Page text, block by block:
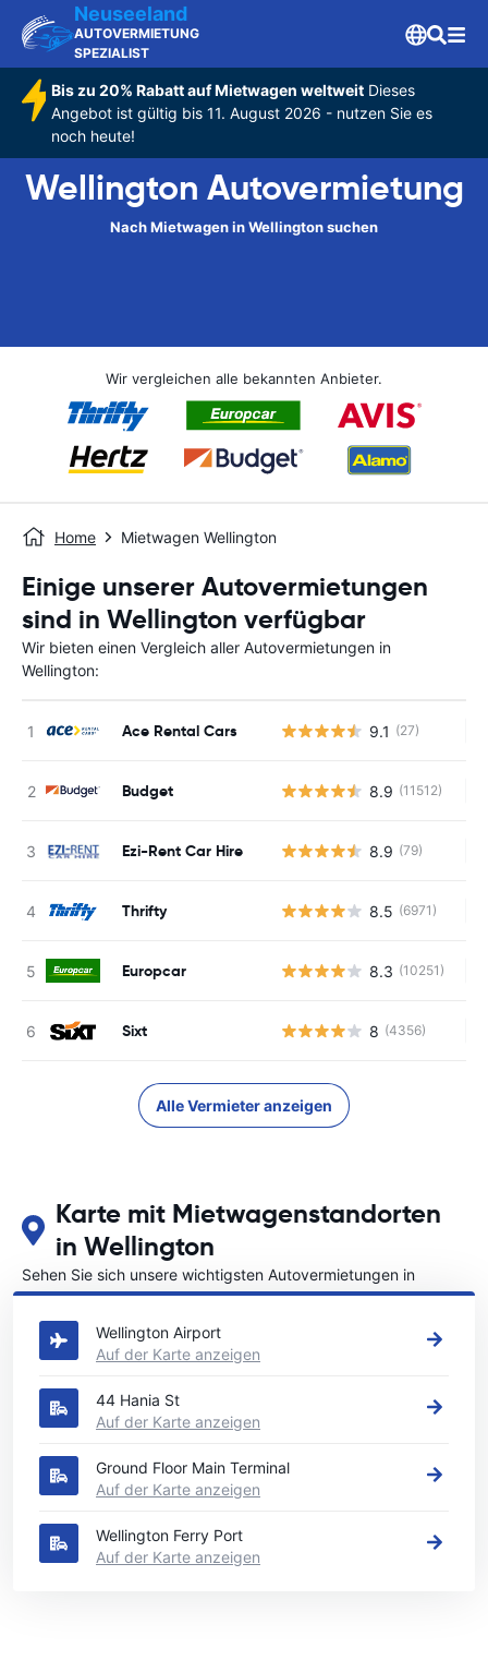
Neuseeland
AUTOVERMIETUNG
SPEZIALIST
Bis zu 20% Rabatt auf Mietwagen weltweitDieses
Angebot ist gültig bis 11. August 2026 - nutzen Sie es
noch heute!
Wellington Autovermietung
Nach Mietwagen in Wellington suchen
Wir vergleichen alle bekannten Anbieter.
Home Mietwagen Wellington
Einige unserer Autovermietungen
sind in Wellington verfügbar
Wir bieten einen Vergleich aller Autovermietungen in
Wellington:
Ace Rental Cars 9.1 (27)
Budget 8.9 (11512)
Ezi-Rent Car Hire 8.9 (79)
Thrifty 8.5 (6971)
Europcar 8.3 (10251)
Sixt 8 (4356)
Alle Vermieter anzeigen
Karte mit Mietwagenstandorten
in Wellington
Sehen Sie sich unsere wichtigsten Autovermietungen in
Wellington an
Wellington Airport
Auf der Karte anzeigen
44 Hania St
Auf der Karte anzeigen
Ground Floor Main Terminal
Auf der Karte anzeigen
Wellington Ferry Port
Auf der Karte anzeigen